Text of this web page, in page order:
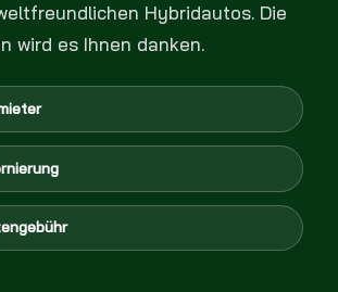
Hybridautos. Die
wird es Ihnen danken.